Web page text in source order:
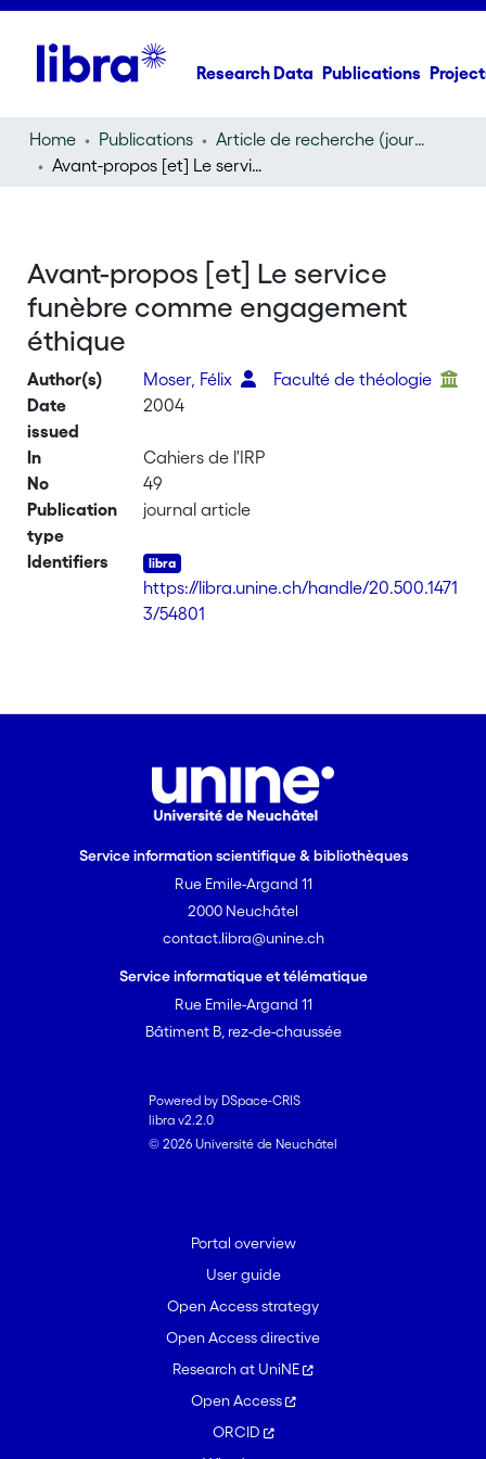
Research Data Publications
Home Publications
Article de recherche (journal article)
Avant-propos [et] Le service funèbre comme engagement éthique
Avant-propos [et] Le service
funèbre comme engagement
éthique
Author(s) Moser, Félix
Faculté de théologie
Date
issued
2004
In
Cahiers de l'IRP
No
49
Publication
type
journal article
Identifiers
https://libra.unine.ch/handle/20.500.1471
3/54801
Service information scientifique & bibliothèques
Rue Emile-Argand 11
2000 Neuchâtel
contact.libra@unine.ch
Service informatique et télématique
Rue Emile-Argand 11
Bâtiment B, rez-de-chaussée
Powered by DSpace-CRIS
libra v2.2.0
© 2026 Université de Neuchâtel
Portal overview
User guide
Open Access strategy
Open Access directive
Research at UniNE
Open Access
ORCID